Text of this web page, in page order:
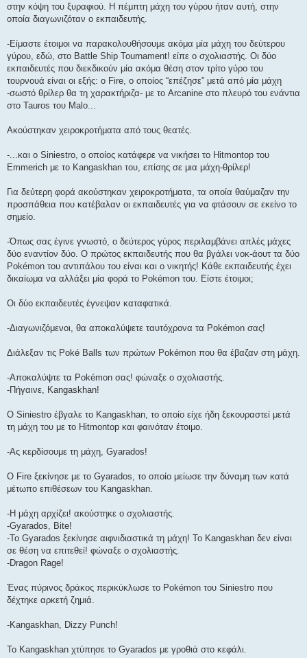
στην κόψη του ξυραφιού. Η πέμπτη μάχη του γύρου ήταν αυτή, στην
οποία διαγωνιζόταν ο εκπαιδευτής.
-Είμαστε έτοιμοι να παρακολουθήσουμε ακόμα μία μάχη του δεύτερου
γύρου, εδώ, στο Battle Ship Tournament! είπε ο σχολιαστής. Οι δύο
εκπαιδευτές που διεκδικούν μία ακόμα θέση στον τρίτο γύρο του
τουρνουά είναι οι εξής: ο Fire, ο οποίος “επέζησε” μετά από μία μάχη
-σωστό θρίλερ θα τη χαρακτήριζα- με το Arcanine στο πλευρό του ενάντια
στο Tauros του Malo...
Ακούστηκαν χειροκροτήματα από τους θεατές.
-...και ο Siniestro, ο οποίος κατάφερε να νικήσει το Hitmontop του
Emmerich με το Kangaskhan του, επίσης σε μια μάχη-θρίλερ!
Για δεύτερη φορά ακούστηκαν χειροκροτήματα, τα οποία θαύμαζαν την
προσπάθεια που κατέβαλαν οι εκπαιδευτές για να φτάσουν σε εκείνο το
σημείο.
-Όπως σας έγινε γνωστό, ο δεύτερος γύρος περιλαμβάνει απλές μάχες
δύο εναντίον δύο. Ο πρώτος εκπαιδευτής που θα βγάλει νοκ-άουτ τα δύο
Pokémon του αντιπάλου του είναι και ο νικητής! Κάθε εκπαιδευτής έχει
δικαίωμα να αλλάξει μία φορά το Pokémon του. Είστε έτοιμοι;
Οι δύο εκπαιδευτές έγνεψαν καταφατικά.
-Διαγωνιζόμενοι, θα αποκαλύψετε ταυτόχρονα τα Pokémon σας!
Διάλεξαν τις Poké Balls των πρώτων Pokémon που θα έβαζαν στη μάχη.
-Αποκαλύψτε τα Pokémon σας! φώναξε ο σχολιαστής.
-Πήγαινε, Kangaskhan!
O Siniestro έβγαλε το Kangaskhan, το οποίο είχε ήδη ξεκουραστεί μετά
τη μάχη του με το Hitmontop και φαινόταν έτοιμο.
-Ας κερδίσουμε τη μάχη, Gyarados!
O Fire ξεκίνησε με το Gyarados, το οποίο μείωσε την δύναμη των κατά
μέτωπο επιθέσεων του Kangaskhan.
-Η μάχη αρχίζει! ακούστηκε ο σχολιαστής.
-Gyarados, Bite!
-Το Gyarados ξεκίνησε αιφνιδιαστικά τη μάχη! Το Kangaskhan δεν είναι
σε θέση να επιτεθεί! φώναξε ο σχολιαστής.
-Dragon Rage!
Ένας πύρινος δράκος περικύκλωσε το Pokémon του Siniestro που
δέχτηκε αρκετή ζημιά.
-Kangaskhan, Dizzy Punch!
Το Kangaskhan χτύπησε το Gyarados με γροθιά στο κεφάλι.